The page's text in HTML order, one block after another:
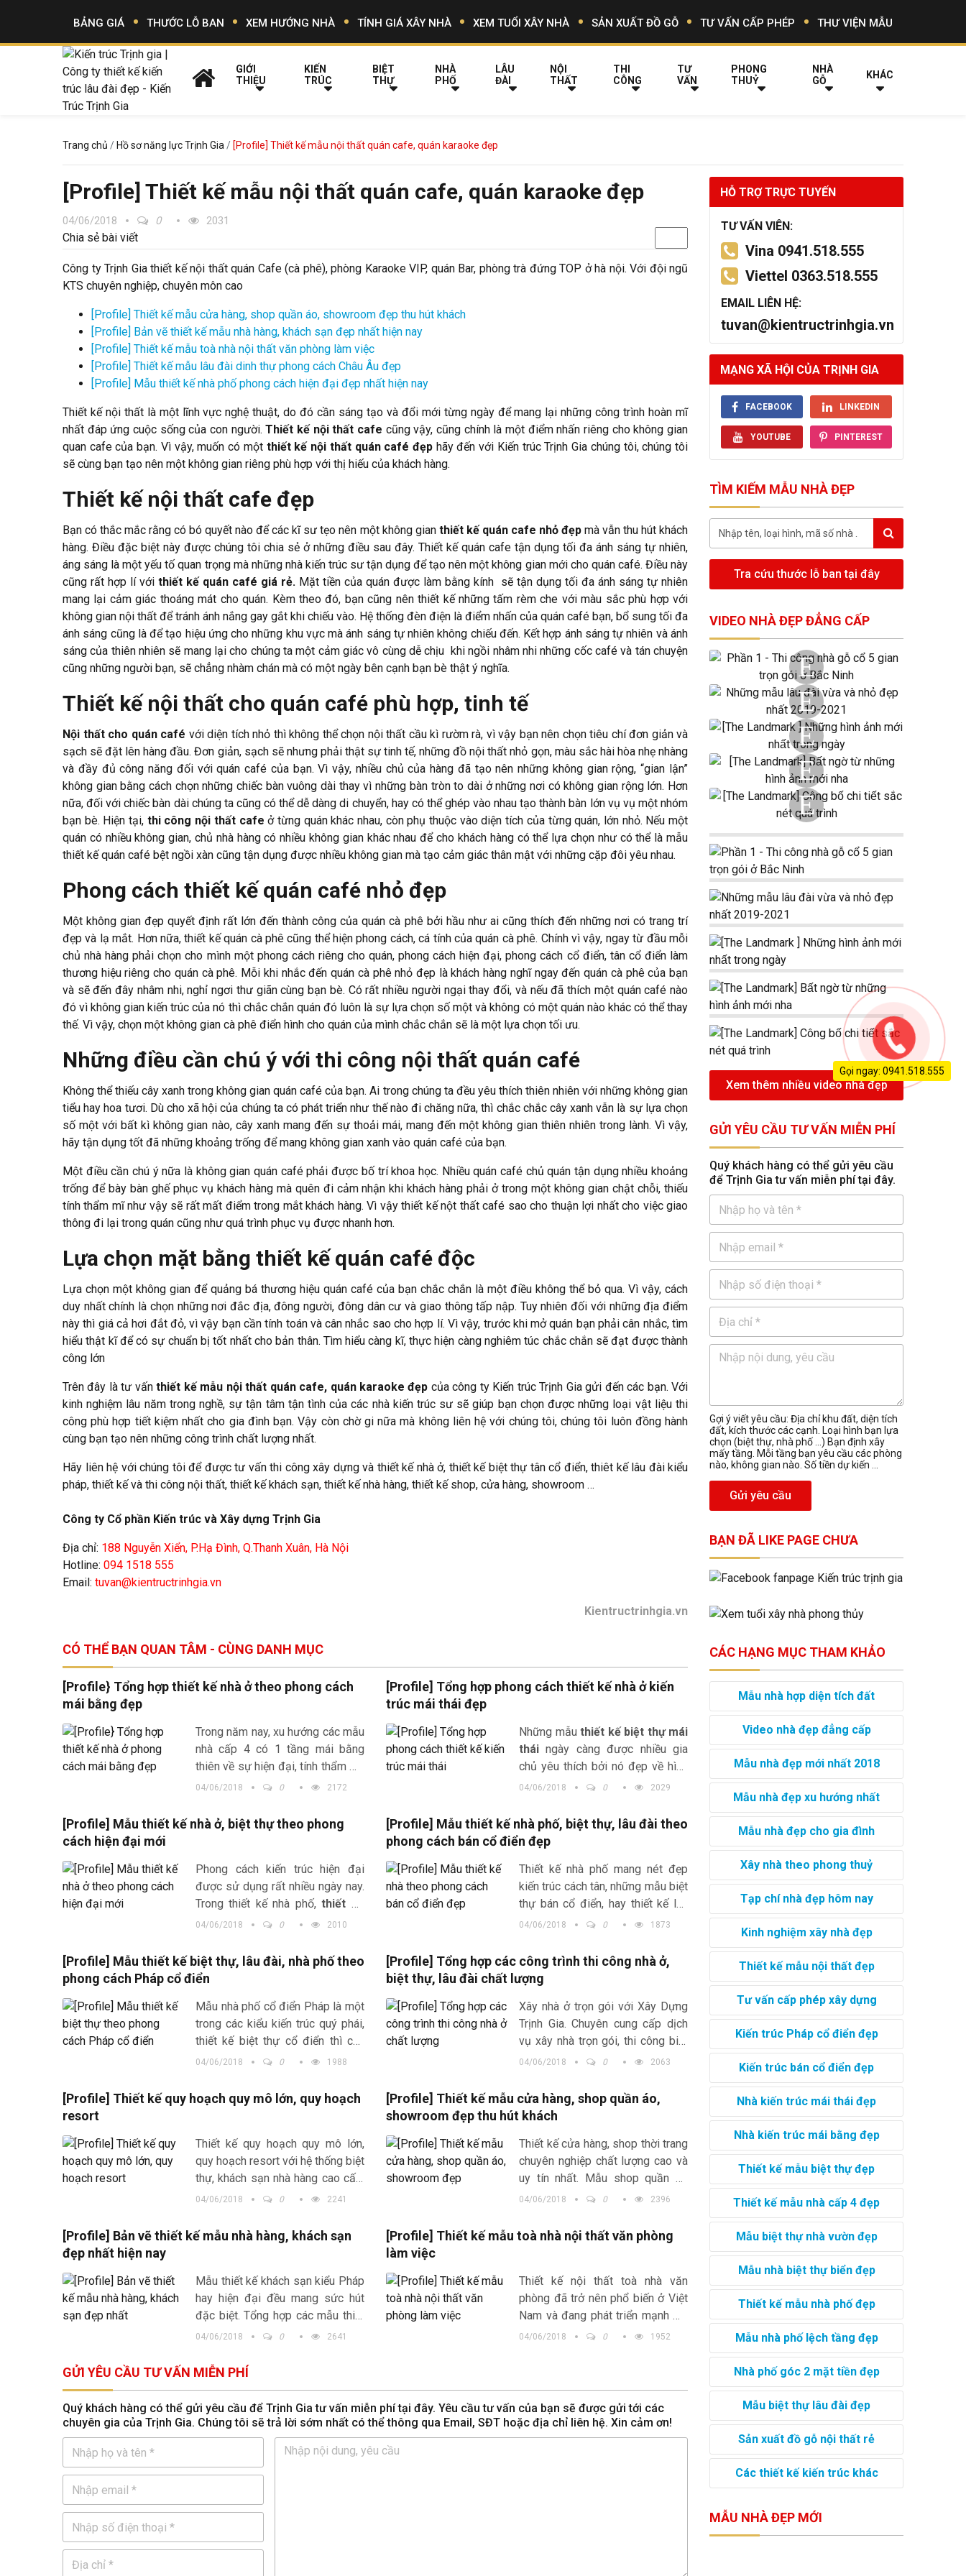
BẢNG GIÁ THƯỚC LỖ BAN XEM HƯỚNG NHÀ TÍNH GIÁ XÂY NHÀ XEM TUỔI XÂY NHÀ SẢN XUẤT ĐỒ GỖ TƯ VẤN CẤP PHÉP THƯ VIỆN MẪU
GIỚI
THIỆU
KIẾN
TRÚC
BIỆT
THỰ
NHÀ
PHỐ
LÂU
ĐÀI
NỘI
THẤT
THI
CÔNG
TƯ
VẤN
PHONG
THUỶ
NHÀ
GỖ
KHÁC
Trang chủ Hồ sơ năng lực Trịnh Gia [Profile] Thiết kế mẫu nội thất quán cafe, quán karaoke đẹp
[Profile] Thiết kế mẫu nội thất quán cafe, quán karaoke đẹp
04/06/2018 0 2031
Chia sẻ bài viết
Công ty Trịnh Gia thiết kế nội thất quán Cafe (cà phê), phòng Karaoke VIP, quán Bar, phòng trà đứng TOP ở hà nội. Với đội ngũ
KTS chuyên nghiệp, chuyên môn cao
[Profile] Thiết kế mẫu cửa hàng, shop quần áo, showroom đẹp thu hút khách
[Profile] Bản vẽ thiết kế mẫu nhà hàng, khách sạn đẹp nhất hiện nay
[Profile] Thiết kế mẫu toà nhà nội thất văn phòng làm việc
[Profile] Thiết kế mẫu lâu đài dinh thự phong cách Châu Âu đẹp
[Profile] Mẫu thiết kế nhà phố phong cách hiện đại đẹp nhất hiện nay
Thiết kế nội thất là một lĩnh vực nghệ thuật, do đó cần sáng tạo và đổi mới từng ngày để mang lại những công trình hoàn mĩ
nhất đáp ứng cuộc sống của con người.Thiết kế nội thất cafe cũng vậy, cũng chính là một điểm nhấn riêng cho không gian
quan cafe của bạn. Vì vậy, muốn có một thiết kế nội thất quán café đẹphãy đến với Kiến trúc Trịnh Gia chúng tôi, chúng tôi
sẽ cùng bạn tạo nên một không gian riêng phù hợp với thị hiếu của khách hàng.
Thiết kế nội thất cafe đẹp
Bạn có thắc mắc rằng có bó quyết nào để các kĩ sư tẹo nên một không gian thiết kế quán cafe nhỏ đẹpmà vẫn thu hút khách
hàng. Điều đặc biệt này được chúng tôi chia sẻ ở những điều sau đây. Thiết kế quán cafe tận dụng tối đa ánh sáng tự nhiên,
áng sáng là một yếu tố quan trọng mà những nhà kiến trúc sư tận dụng để tạo nên một không gian mới cho quán café. Điều này
cũng rất hợp lí với thiết kế quán café giá rẻ. Mặt tiền của quán được làm bằng kính sẽ tận dụng tối đa ánh sáng tự nhiên
mang lại cảm giác thoáng mát cho quán. Kèm theo đó, bạn cũng nên thiết kế những tấm rèm che với màu sắc phù hợp với
không gian nội thất để tránh ánh nắng gay gắt khi chiếu vào. Hệ thống đèn điện là điểm nhấn của quán café bạn, bổ sung tối đa
ánh sáng cũng là để tạo hiệu ứng cho những khu vực mà ánh sáng tự nhiên không chiếu đến. Kết hợp ánh sáng tự nhiên và ánh
sáng của thiên nhiên sẽ mang lại cho chúng ta một cảm giác vô cùng dễ chịu khi ngồi nhâm nhi những cốc café và tán chuyện
cũng những người bạn, sẽ chẳng nhàm chán mà có một ngày bên cạnh bạn bè thật ý nghĩa.
Thiết kế nội thất cho quán café phù hợp, tinh tế
Nội thất cho quán café với diện tích nhỏ thì không thể chọn nội thất cầu kì rườm rà, vì vậy bạn nên chọn tiêu chí đơn giản và
sạch sẽ đặt lên hàng đầu. Đơn giản, sạch sẽ nhưng phải thật sự tinh tế, những đồ nội thất nhỏ gọn, màu sắc hài hòa nhẹ nhàng
và đầy đủ công năng đối với quán café của bạn. Vì vậy, nhiều chủ của hàng đã tạo nên những không gian rộng, “gian lận”
không gian bằng cách chọn những chiếc bàn vuông dài thay vì những bàn tròn to dài ở những nơi có không gian rộng lớn. Hơn
nữa, đối với chiếc bàn dài chúng ta cũng có thể dễ dàng di chuyển, hay có thể ghép vào nhau tạo thành bàn lớn vụ vụ một nhóm
bạn bè. Hiện tại, thi công nội thất cafe ở từng quán khác nhau, còn phụ thuộc vào diện tích của từng quán, lớn nhỏ. Nếu một
quán có nhiều không gian, chủ nhà hàng có nhiều không gian khác nhau để cho khách hàng có thể lựa chọn như có thể là mẫu
thiết kế quán café bệt ngồi xàn cũng tận dụng được nhiều không gian mà tạo cảm giác thân mật với những cặp đôi yêu nhau.
Phong cách thiết kế quán café nhỏ đẹp
Một không gian đẹp quyết định rất lớn đến thành công của quán cà phê bởi hầu như ai cũng thích đến những nơi có trang trí
đẹp và lạ mắt. Hơn nữa, thiết kế quán cà phê cũng thể hiện phong cách, cá tính của quán cà phê. Chính vì vậy, ngay từ đầu mỗi
chủ nhà hàng phải chọn cho mình một phong cách riêng cho quán, phong cách hiện đại, phong cách cổ điển, tân cổ điển làm
thương hiệu riêng cho quán cà phê. Mỗi khi nhắc đến quán cà phê nhỏ đẹp là khách hàng nghĩ ngay đến quán cà phê của bạn
và sẽ đến đây nhâm nhi, nghỉ ngơi thư giãn cùng bạn bè. Có rất nhiều người ngại thay đổi, và nếu đã thích một quán café nào
đó vì không gian kiến trúc của nó thì chắc chắn quán đó luôn là sự lựa chọn số một và không có một quán nào khác có thể thay
thế. Vì vậy, chọn một không gian cà phê điển hình cho quán của mình chắc chắn sẽ là một lựa chọn tối ưu.
Những điều cần chú ý với thi công nội thất quán café
Không thể thiếu cây xanh trong không gian quán café của bạn. Ai trong chúng ta đều yêu thích thiên nhiên với những không gian
tiểu hay hoa tươi. Dù cho xã hội của chúng ta có phát triển như thế nào đi chăng nữa, thì chắc chắc cây xanh vẫn là sự lựa chọn
số một với bất kì không gian nào, cây xanh mang đến sự thoải mái, mang đến một không gian thiên nhiên trong lành. Vì vậy,
hãy tận dụng tốt đã những khoảng trống để mang không gian xanh vào quán café của bạn.
Một điều cần chú ý nữa là không gian quán café phải được bố trí khoa học. Nhiều quán café chủ quán tận dụng nhiều khoảng
trống để bày bàn ghế phục vụ khách hàng mà quên đi cảm nhận khi khách hàng phải ở trong một không gian chật chỗi, thiếu
tính thẩm mĩ như vậy sẽ rất mất điểm trong mắt khách hàng. Vì vậy thiết kế nột thất café sao cho thuận lợi nhất cho việc giao
thông đi lại trong quán cũng như quá trình phục vụ được nhanh hơn.
Lựa chọn mặt bằng thiết kế quán café độc
Lựa chọn một không gian để quảng bá thương hiệu quán café của bạn chắc chắn là một điều không thể bỏ qua. Vì vậy, cách
duy nhất chính là chọn những nơi đắc địa, đông người, đông dân cư và giao thông tấp nập. Tuy nhiên đối với những địa điểm
này thì giá cả hơi đắt đỏ, vì vậy bạn cần tính toán và cân nhắc sao cho hợp lí. Vì vậy, trước khi mở quán bạn phải cân nhắc, tìm
hiểu thật kĩ để có sự chuẩn bị tốt nhất cho bản thân. Tìm hiểu càng kĩ, thực hiện càng nghiêm túc chắc chắn sẽ đạt được thành
công lớn
Trên đây là tư vấnthiết kế mẫu nội thất quán cafe, quán karaoke đẹp của công ty Kiến trúc Trịnh Gia gửi đến các bạn. Với
kinh nghiệm lâu năm trong nghề, sự tận tâm tận tình của các nhà kiến trúc sư sẽ giúp bạn chọn được những loại vật liệu thi
công phù hợp tiết kiệm nhất cho gia đình bạn. Vậy còn chờ gi nữa mà không liên hệ với chúng tôi, chúng tôi luôn đồng hành
cùng bạn tạo nên những công trình chất lượng nhất.
Hãy liên hệ với chúng tôi để được tư vấn thi công xây dựng và thiết kế nhà ở, thiết kế biệt thự tân cổ điển, thiêt kế lâu đài kiểu
pháp, thiết kế và thi công nội thất, thiết kế khách sạn, thiết kế nhà hàng, thiết kế shop, cửa hàng, showroom …
Công ty Cổ phần Kiến trúc và Xây dựng Trịnh Gia
Địa chỉ: 188 Nguyễn Xiển, P.Hạ Đình, Q.Thanh Xuân, Hà Nội
Hotline: 094 1518 555
Email: tuvan@kientructrinhgia.vn
Kientructrinhgia.vn
CÓ THỂ BẠN QUAN TÂM - CÙNG DANH MỤC
[Profile} Tổng hợp thiết kế nhà ở theo phong cách
mái bằng đẹp
Trong năm nay, xu hướng các mẫu
nhà cấp 4 có 1 tầng mái bằng
thiên về sự hiện đại, tính thẩm mỹ
và chi phí xây dựng thấp, giá rẻ và
04/06/2018 0 2172
[Profile] Tổng hợp phong cách thiết kế nhà ở kiến
trúc mái thái đẹp
Những mẫu thiết kế biệt thự mái
thái ngày càng được nhiều gia
chủ yêu thích bởi nó đẹp về hình
thức kiến trúc bên ngoài lẫn mặt
...
04/06/2018 0 2029
[Profile] Mẫu thiết kế nhà ở, biệt thự theo phong
cách hiện đại mới
Phong cách kiến trúc hiện đại
được sử dụng rất nhiều ngày nay.
Trong thiết kế nhà phố, thiết kế
biệt thựhay thiết kế nội thất.
04/06/2018 0 2010
[Profile] Mẫu thiết kế nhà phố, biệt thự, lâu đài theo
phong cách bán cổ điển đẹp
Thiết kế nhà phố mang nét đẹp
kiến trúc cách tân, những mẫu biệt
thự bán cổ điển, hay thiết kế lâu
đài tân cổ điển luôn được các chủ
04/06/2018 0 1873
[Profile] Mẫu thiết kế biệt thự, lâu đài, nhà phố theo
phong cách Pháp cổ điển
Mẫu nhà phố cổ điển Pháp là một
trong các kiểu kiến trúc quý phái,
thiết kế biệt thự cổ điển thì các
bạn sẽ thấy dễ hơn là kiến trúc lâu
04/06/2018 0 1988
[Profile] Tổng hợp các công trình thi công nhà ở,
biệt thự, lâu đài chất lượng
Xây nhà ở trọn gói với Xây Dựng
Trịnh Gia. Chuyên cung cấp dịch
vụ xây nhà trọn gói, thi công biệt
thự giá rẻ, thi công lâu đài dinh
04/06/2018 0 2063
[Profile] Thiết kế quy hoạch quy mô lớn, quy hoạch
resort
Thiết kế quy hoạch quy mô lớn,
quy hoạch resort với hệ thống biệt
thự, khách sạn nhà hàng cao cấp,
hệ thông Spa, nghĩ dưỡng hiện đại
phương về nghỉ dưỡng
04/06/2018 0 2241
[Profile] Thiết kế mẫu cửa hàng, shop quần áo,
showroom đẹp thu hút khách
Thiết kế cửa hàng, shop thời trang
chuyên nghiệp chất lượng cao và
uy tín nhất. Mẫu shop quần áo
nam nữ đẹp mắt, trẻ trung.
ấn tượng
04/06/2018 0 2396
[Profile] Bản vẽ thiết kế mẫu nhà hàng, khách sạn
đẹp nhất hiện nay
Mẫu thiết kế khách sạn kiểu Pháp
hay hiện đại đều mang sức hút
đặc biệt. Tổng hợp các mẫu thiết
kế khách sạn, nhà hàng đẹp giúp
doanh, buôn bán
04/06/2018 0 2641
[Profile] Thiết kế mẫu toà nhà nội thất văn phòng
làm việc
Thiết kế nội thất toà nhà văn
phòng đã trở nên phổ biến ở Việt
Nam và đang phát triển mạnh mẽ
trong những năm trở lại đây. Làm
sẽ xoá tan đi nỗi buồn bực trong
công việc.
04/06/2018 0 1952
GỬI YÊU CẦU TƯ VẤN MIỄN PHÍ
Quý khách hàng có thể gửi yêu cầu để Trịnh Gia tư vấn miễn phí tại đây. Yêu cầu tư vấn của bạn sẽ được gửi tới các
chuyên gia của Trịnh Gia. Chúng tôi sẽ trả lời sớm nhất có thể thông qua Email, SĐT hoặc địa chỉ liên hệ. Xin cảm ơn!
HỖ TRỢ TRỰC TUYẾN
TƯ VẤN VIÊN:
Vina 0941.518.555
Viettel 0363.518.555
EMAIL LIÊN HỆ:
tuvan@kientructrinhgia.vn
MẠNG XÃ HỘI CỦA TRỊNH GIA
FACEBOOK LINKEDIN
YOUTUBE PINTEREST
TÌM KIẾM MẪU NHÀ ĐẸP
Tra cứu thước lỗ ban tại đây
VIDEO NHÀ ĐẸP ĐẲNG CẤP
Xem thêm nhiều video nhà đẹp
GỬI YÊU CẦU TƯ VẤN MIỄN PHÍ
Quý khách hàng có thể gửi yêu cầu
để Trịnh Gia tư vấn miễn phí tại đây.
Gợi ý viết yêu cầu: Địa chỉ khu đất, diện tích
đất, kích thước các cạnh. Loại hình bạn lựa
chọn (biệt thự, nhà phố …) Bạn định xây
mấy tầng. Mỗi tầng bạn yêu cầu các phòng
nào, không gian nào. Số tiền dự kiến ...
Gửi yêu cầu
BẠN ĐÃ LIKE PAGE CHƯA
CÁC HẠNG MỤC THAM KHẢO
Mẫu nhà hợp diện tích đất
Video nhà đẹp đẳng cấp
Mẫu nhà đẹp mới nhất 2018
Mẫu nhà đẹp xu hướng nhất
Mẫu nhà đẹp cho gia đình
Xây nhà theo phong thuỷ
Tạp chí nhà đẹp hôm nay
Kinh nghiệm xây nhà đẹp
Thiết kế mẫu nội thất đẹp
Tư vấn cấp phép xây dựng
Kiến trúc Pháp cổ điển đẹp
Kiến trúc bán cổ điển đẹp
Nhà kiến trúc mái thái đẹp
Nhà kiến trúc mái bằng đẹp
Thiết kế mẫu biệt thự đẹp
Thiết kế mẫu nhà cấp 4 đẹp
Mẫu biệt thự nhà vườn đẹp
Mẫu nhà biệt thự biển đẹp
Thiết kế mẫu nhà phố đẹp
Mẫu nhà phố lệch tầng đẹp
Nhà phố góc 2 mặt tiền đẹp
Mẫu biệt thự lâu đài đẹp
Sản xuất đồ gỗ nội thất rẻ
Các thiết kế kiến trúc khác
MẪU NHÀ ĐẸP MỚI
Gọi ngay: 0941.518.555